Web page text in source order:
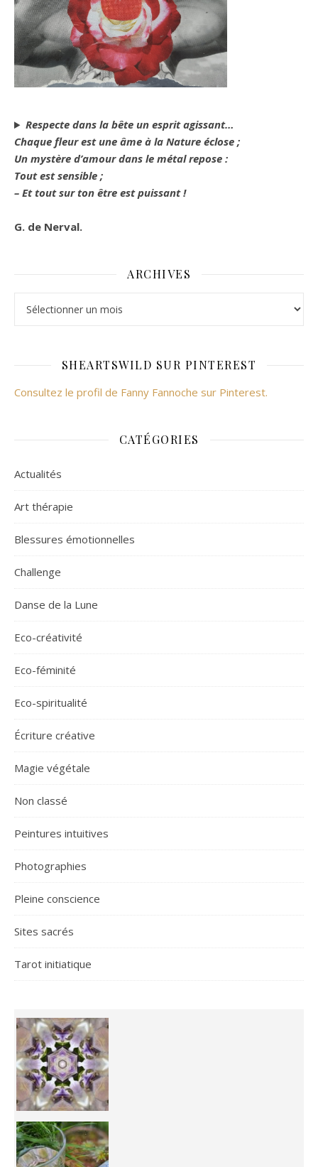
Respecte dans la bête un esprit agissant…
Chaque fleur est une âme à la Nature éclose ;
Un mystère d’amour dans le métal repose :
Tout est sensible ;
– Et tout sur ton être est puissant !
G. de Nerval.
ARCHIVES
SHEARTSWILD SUR PINTEREST
Consultez le profil de Fanny Fannoche sur Pinterest.
CATÉGORIES
Actualités
Art thérapie
Blessures émotionnelles
Challenge
Danse de la Lune
Eco-créativité
Eco-féminité
Eco-spiritualité
Écriture créative
Magie végétale
Non classé
Peintures intuitives
Photographies
Pleine conscience
Sites sacrés
Tarot initiatique